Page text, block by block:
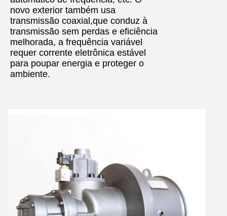
novo exterior também usa
transmissão coaxial,que conduz à
transmissão sem perdas e eficiência
melhorada, a frequência variável
requer corrente eletrônica estável
para poupar energia e proteger o
ambiente.